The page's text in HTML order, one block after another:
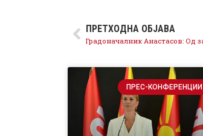
ПРЕТХОДНА ОБЈАВА
ПРЕС-КОНФЕРЕНЦИИ